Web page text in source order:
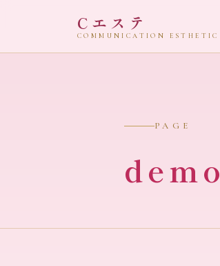
Cエステ
COMMUNICATION ESTHETIC
PAGE
demo